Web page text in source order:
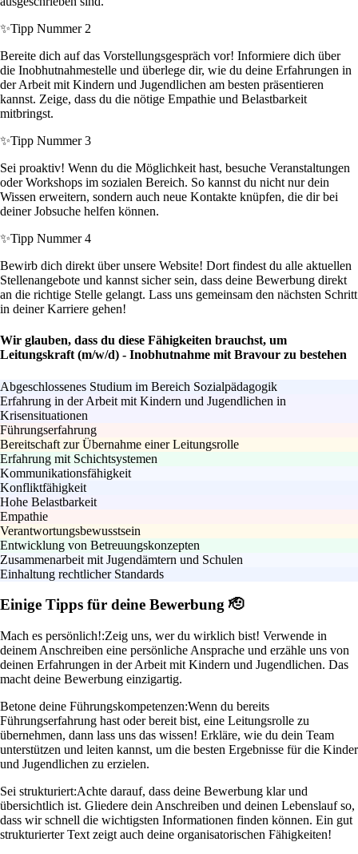
✨Tipp Nummer 2
Bereite dich auf das Vorstellungsgespräch vor! Informiere dich über
die Inobhutnahmestelle und überlege dir, wie du deine Erfahrungen in
der Arbeit mit Kindern und Jugendlichen am besten präsentieren
kannst. Zeige, dass du die nötige Empathie und Belastbarkeit
mitbringst.
✨Tipp Nummer 3
Sei proaktiv! Wenn du die Möglichkeit hast, besuche Veranstaltungen
oder Workshops im sozialen Bereich. So kannst du nicht nur dein
Wissen erweitern, sondern auch neue Kontakte knüpfen, die dir bei
deiner Jobsuche helfen können.
✨Tipp Nummer 4
Bewirb dich direkt über unsere Website! Dort findest du alle aktuellen
Stellenangebote und kannst sicher sein, dass deine Bewerbung direkt
an die richtige Stelle gelangt. Lass uns gemeinsam den nächsten Schritt
in deiner Karriere gehen!
Wir glauben, dass du diese Fähigkeiten brauchst, um
Leitungskraft (m/w/d) - Inobhutnahme mit Bravour zu bestehen
Abgeschlossenes Studium im Bereich Sozialpädagogik
Erfahrung in der Arbeit mit Kindern und Jugendlichen in
Krisensituationen
Führungserfahrung
Bereitschaft zur Übernahme einer Leitungsrolle
Erfahrung mit Schichtsystemen
Kommunikationsfähigkeit
Konfliktfähigkeit
Hohe Belastbarkeit
Empathie
Verantwortungsbewusstsein
Entwicklung von Betreuungskonzepten
Zusammenarbeit mit Jugendämtern und Schulen
Einhaltung rechtlicher Standards
Einige Tipps für deine Bewerbung 🫡
Mach es persönlich!:Zeig uns, wer du wirklich bist! Verwende in
deinem Anschreiben eine persönliche Ansprache und erzähle uns von
deinen Erfahrungen in der Arbeit mit Kindern und Jugendlichen. Das
macht deine Bewerbung einzigartig.
Betone deine Führungskompetenzen:Wenn du bereits
Führungserfahrung hast oder bereit bist, eine Leitungsrolle zu
übernehmen, dann lass uns das wissen! Erkläre, wie du dein Team
unterstützen und leiten kannst, um die besten Ergebnisse für die Kinder
und Jugendlichen zu erzielen.
Sei strukturiert:Achte darauf, dass deine Bewerbung klar und
übersichtlich ist. Gliedere dein Anschreiben und deinen Lebenslauf so,
dass wir schnell die wichtigsten Informationen finden können. Ein gut
strukturierter Text zeigt auch deine organisatorischen Fähigkeiten!